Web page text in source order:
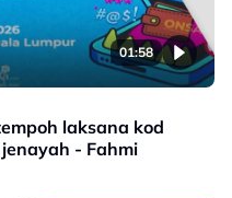
01:58
laksana kod
- Fahmi